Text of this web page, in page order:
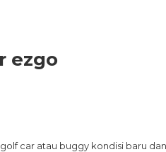
ezgo
car atau buggy kondisi baru